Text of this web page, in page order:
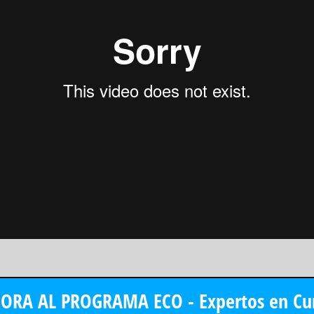
AL PROGRAMA ECO - Expertos en